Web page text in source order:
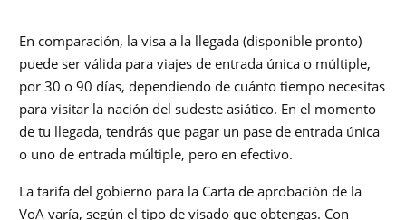
En comparación, la visa a la llegada (disponible pronto)
puede ser válida para viajes de entrada única o múltiple,
por 30 o 90 días, dependiendo de cuánto tiempo necesitas
para visitar la nación del sudeste asiático. En el momento
de tu llegada, tendrás que pagar un pase de entrada única
o uno de entrada múltiple, pero en efectivo.
La tarifa del gobierno para la Carta de aprobación de la
VoA varía, según el tipo de visado que obtengas. Con